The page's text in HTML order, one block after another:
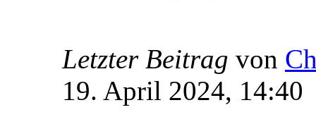
Letzter Beitrag von
19. April 2024, 14:40